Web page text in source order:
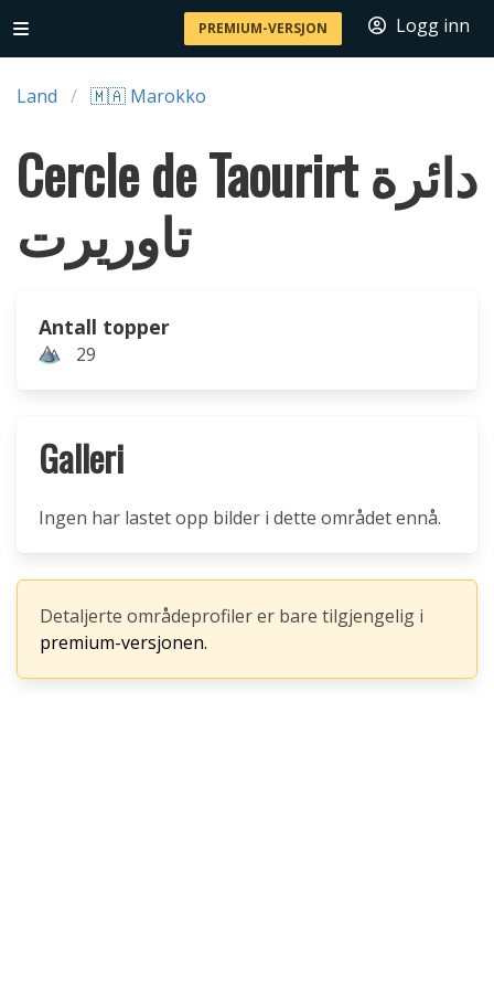
PREMIUM-VERSJON Logg inn
Land 🇲🇦 Marokko
Cercle de Taourirt دائرة
تاوريرت
Antall topper
29
Galleri
Ingen har lastet opp bilder i dette området ennå.
Detaljerte områdeprofiler er bare tilgjengelig i
premium-versjonen.